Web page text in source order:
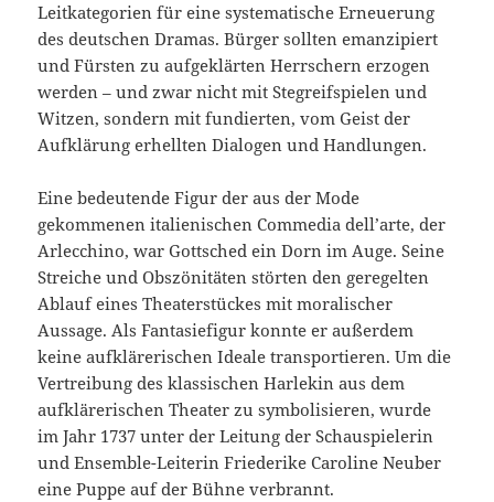
Leitkategorien für eine systematische Erneuerung
des deutschen Dramas. Bürger sollten emanzipiert
und Fürsten zu aufgeklärten Herrschern erzogen
werden – und zwar nicht mit Stegreifspielen und
Witzen, sondern mit fundierten, vom Geist der
Aufklärung erhellten Dialogen und Handlungen.
Eine bedeutende Figur der aus der Mode
gekommenen italienischen Commedia dell’arte, der
Arlecchino, war Gottsched ein Dorn im Auge. Seine
Streiche und Obszönitäten störten den geregelten
Ablauf eines Theaterstückes mit moralischer
Aussage. Als Fantasiefigur konnte er außerdem
keine aufklärerischen Ideale transportieren. Um die
Vertreibung des klassischen Harlekin aus dem
aufklärerischen Theater zu symbolisieren, wurde
im Jahr 1737 unter der Leitung der Schauspielerin
und Ensemble-Leiterin Friederike Caroline Neuber
eine Puppe auf der Bühne verbrannt.